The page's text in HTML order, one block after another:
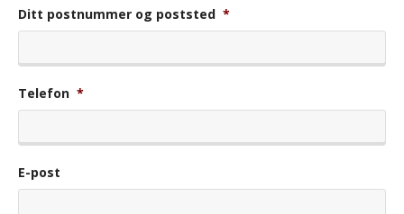
Ditt postnummer og poststed *
Telefon *
E-post